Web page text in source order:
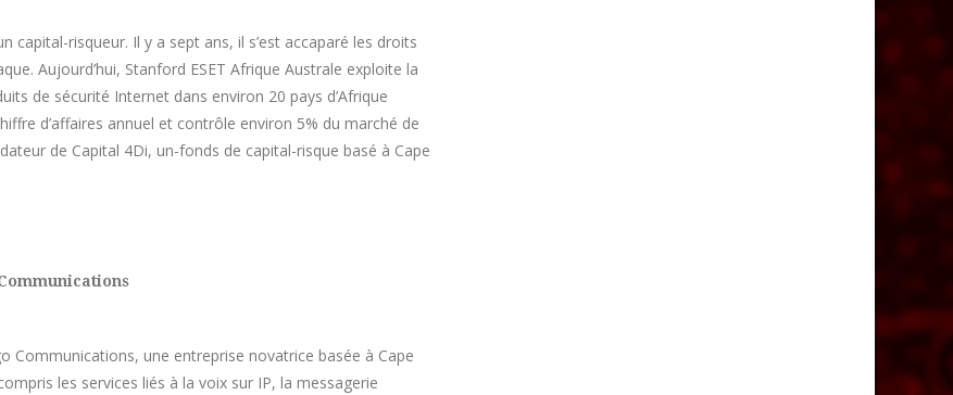
risqueur. Il y a sept ans, il s’est accaparé les droits
Aujourd’hui, Stanford ESET Afrique Australe exploite la
de sécurité Internet dans environ 20 pays d’Afrique
d’affaires annuel et contrôle environ 5% du marché de
de Capital 4Di, un-fonds de capital-risque basé à Cape
Communications, une entreprise novatrice basée à Cape
les services liés à la voix sur IP, la messagerie